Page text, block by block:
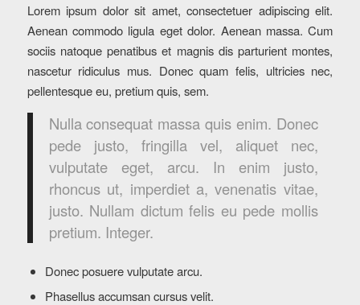
Lorem ipsum dolor sit amet, consectetuer adipiscing elit.
Aenean commodo ligula eget dolor. Aenean massa. Cum
sociis natoque penatibus et magnis dis parturient montes,
nascetur ridiculus mus. Donec quam felis, ultricies nec,
pellentesque eu, pretium quis, sem.
Nulla consequat massa quis enim. Donec
pede justo, fringilla vel, aliquet nec,
vulputate eget, arcu. In enim justo,
rhoncus ut, imperdiet a, venenatis vitae,
justo. Nullam dictum felis eu pede mollis
pretium. Integer.
Donec posuere vulputate arcu.
Phasellus accumsan cursus velit.